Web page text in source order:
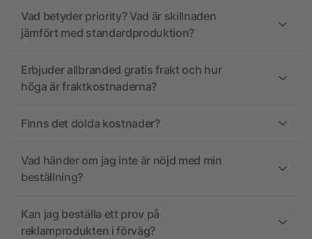
Vad betyder priority? Vad är skillnaden
jämfört med standardproduktion?
Erbjuder allbranded gratis frakt och hur
höga är fraktkostnaderna?
Finns det dolda kostnader?
Vad händer om jag inte är nöjd med min
beställning?
Kan jag beställa ett prov på
reklamprodukten i förväg?